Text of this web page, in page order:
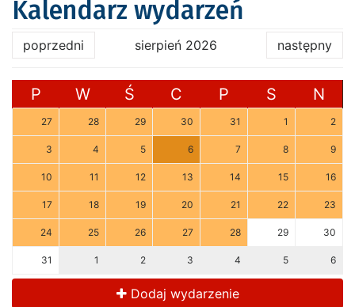
Kalendarz wydarzeń
poprzedni sierpień 2026 następny
P W Ś C P S N
27 28 29 30 31 1 2
3 4 5 6 7 8 9
10 11 12 13 14 15 16
17 18 19 20 21 22 23
24 25 26 27 28 29 30
31 1 2 3 4 5 6
Dodaj wydarzenie